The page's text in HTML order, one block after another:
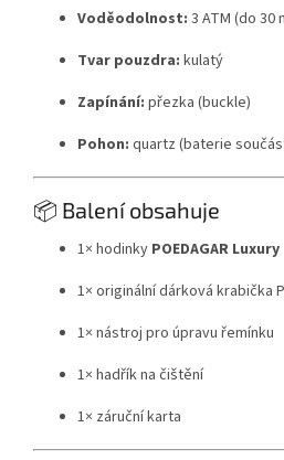
Voděodolnost: 3 ATM (do 30
Tvar pouzdra: kulatý
Zapínání: přezka (buckle)
Pohon: quartz (baterie
📦 Balení obsahuje
1× hodinky POEDAGAR Luxury
1× originální dárková krabička
1× nástroj pro úpravu řemínku
1× hadřík na čištění
1× záruční karta